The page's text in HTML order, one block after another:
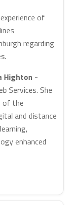
of
regarding
Highton -
Services. She
of the
and distance
enhanced